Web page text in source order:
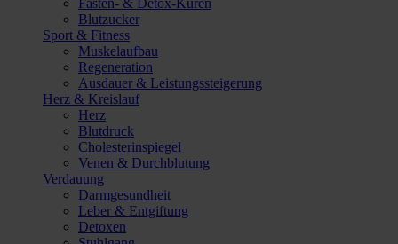
Fasten- & Detox-Kuren
Blutzucker
Sport & Fitness
Muskelaufbau
Regeneration
Ausdauer & Leistungssteigerung
Herz & Kreislauf
Herz
Blutdruck
Cholesterinspiegel
Venen & Durchblutung
Verdauung
Darmgesundheit
Leber & Entgiftung
Detoxen